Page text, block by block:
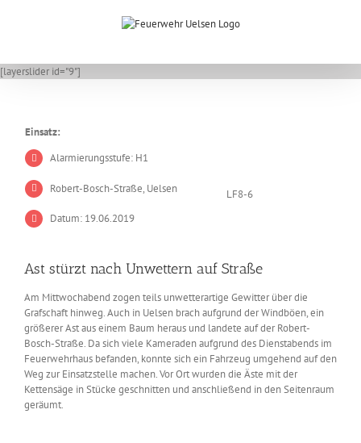
[layerslider id="9"]
Einsatz:
Alarmierungsstufe: H1
Robert-Bosch-Straße, Uelsen
Datum: 19.06.2019
LF8-6
Ast stürzt nach Unwettern auf Straße
Am Mittwochabend zogen teils unwetterartige Gewitter über die
Grafschaft hinweg. Auch in Uelsen brach aufgrund der Windböen, ein
größerer Ast aus einem Baum heraus und landete auf der Robert-
Bosch-Straße. Da sich viele Kameraden aufgrund des Dienstabends im
Feuerwehrhaus befanden, konnte sich ein Fahrzeug umgehend auf den
Weg zur Einsatzstelle machen. Vor Ort wurden die Äste mit der
Kettensäge in Stücke geschnitten und anschließend in den Seitenraum
geräumt.